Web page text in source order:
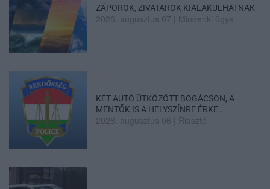
ZÁPOROK, ZIVATAROK KIALAKULHATNAK
2026. augusztus 07 Mindenki ügye
KÉT AUTÓ ÜTKÖZÖTT BOGÁCSON, A
MENTŐK IS A HELYSZÍNRE ÉRKE...
2026. augusztus 06 Riasztó